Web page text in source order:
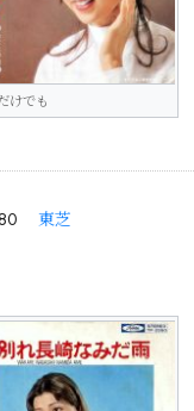
けでも
東芝